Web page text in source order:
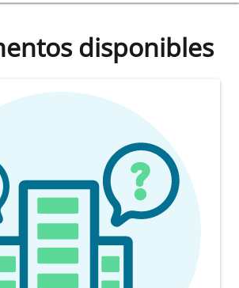
disponibles